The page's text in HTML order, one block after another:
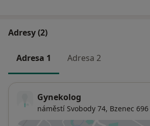
Adresy (2)
Adresa 1 Adresa 2
Gynekolog
náměstí Svobody 74, Bzenec 696